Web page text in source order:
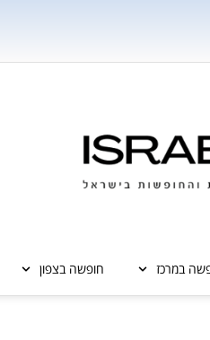
במרכז חופשה בצפון